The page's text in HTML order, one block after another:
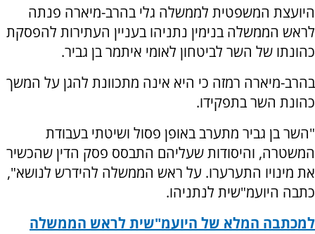
היועצת המשפטית לממשלה גלי בהרב-מיארה פנתה
לראש הממשלה בנימין נתניהו בעניין העתירות להפסקת
כהונתו של השר לביטחון לאומי איתמר בן גביר.
בהרב-מיארה רמזה כי היא אינה מתכוונת להגן על המשך
כהונת השר בתפקידו.
"השר בן גביר מתערב באופן פסול ושיטתי בעבודת
המשטרה, והיסודות שעליהם התבסס פסק הדין שהכשיר
את מינויו התערערו. על ראש הממשלה להידרש לנושא",
כתבה היועמ"שית לנתניהו.
למכתבה המלא של היועמ"שית לראש הממשלה